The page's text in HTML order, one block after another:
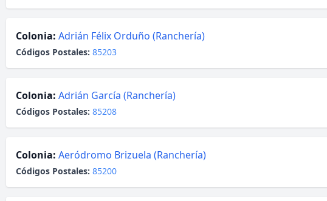
Colonia: Adrián Félix Orduño (Ranchería)
Códigos Postales: 85203
Colonia: Adrián García (Ranchería)
Códigos Postales: 85208
Colonia: Aeródromo Brizuela (Ranchería)
Códigos Postales: 85200